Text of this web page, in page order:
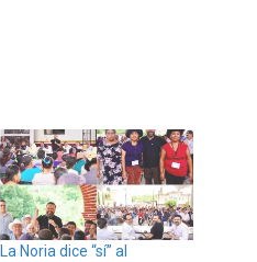
La Noria dice “sí” al